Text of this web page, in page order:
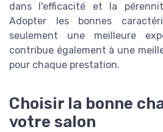
dans l'efficacité et la
Adopter les bonnes
seulement une meilleure
contribue également à une
pour chaque prestation.
Choisir la bonne
votre salon